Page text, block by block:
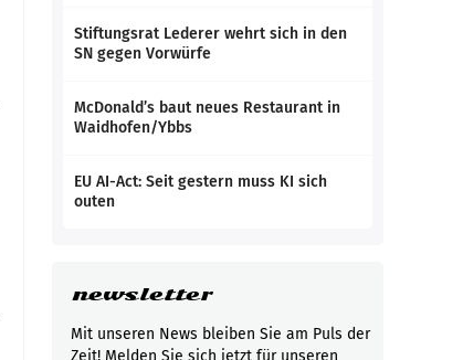
Stiftungsrat Lederer wehrt sich in den
SN gegen Vorwürfe
McDonald’s baut neues Restaurant in
Waidhofen/Ybbs
EU AI-Act: Seit gestern muss KI sich
outen
newsletter
Mit unseren News bleiben Sie am Puls der
Zeit! Melden Sie sich jetzt für unseren